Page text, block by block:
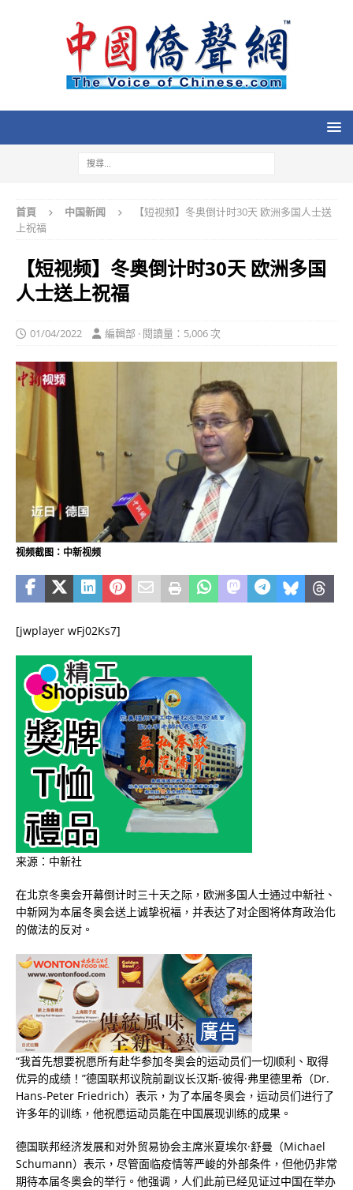
首頁 中国新闻
【短视频】冬奥倒计时30天 欧洲多国人士送
上祝福
【短视频】冬奥倒计时30天 欧洲多国
人士送上祝福
01/04/2022 編輯部 · 閱讀量：5,006 次
视频截图：中新视频
[jwplayer wFj02Ks7]
来源：中新社
在北京冬奥会开幕倒计时三十天之际，欧洲多国人士通过中新社、
中新网为本届冬奥会送上诚挚祝福，并表达了对企图将体育政治化
的做法的反对。
“我首先想要祝愿所有赴华参加冬奥会的运动员们一切顺利、取得
优异的成绩！”德国联邦议院前副议长汉斯-彼得·弗里德里希（Dr.
Hans-Peter Friedrich）表示，为了本届冬奥会，运动员们进行了
许多年的训练，他祝愿运动员能在中国展现训练的成果。
德国联邦经济发展和对外贸易协会主席米夏埃尔·舒曼（Michael
Schumann）表示，尽管面临疫情等严峻的外部条件，但他仍非常
期待本届冬奥会的举行。他强调，人们此前已经见证过中国在举办